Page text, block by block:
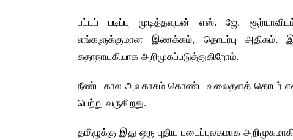
பட்டப் படிப்பு முடித்தவுடன் எஸ். ஜே.
எங்களுக்குமான இணக்கம், தொடர்பு
கதாநாயகியாக அறிமுகப்படுத்துகிறோம்.
நீண்ட கால அவகாசம் கொண்ட வலைதளத் தொடர்
பெற்று வருகிறது.
தமிழுக்கு இது ஒரு புதிய படைப்புலகமாக